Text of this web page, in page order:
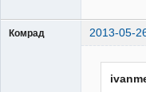
Комрад 2013-05-